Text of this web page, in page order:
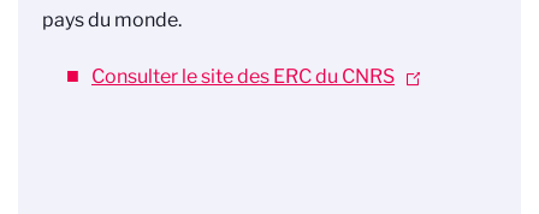
pays du monde.
Consulter le site des ERC du CNRS